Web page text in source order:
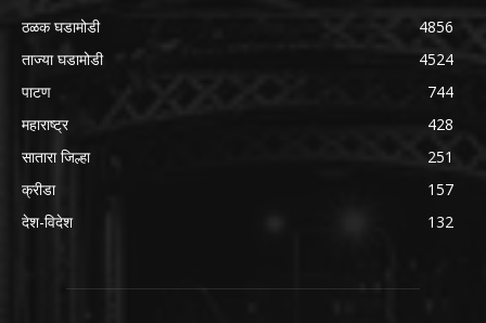
ठळक घडामोडी
4856
ताज्या घडामोडी
4524
पाटण
744
महाराष्ट्र
428
सातारा जिल्हा
251
क्रीडा
157
देश-विदेश
132